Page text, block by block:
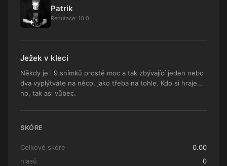
Patrik
Reputace: 10.0
Ježek v kleci
Někdy je i 9 snímků prostě moc a tak zbývající jeden nebo
dva vyplýtváte na něco, jako třeba na tohle. Kdo si hraje...
no, tak asi vůbec.
SKÓRE
Celkové skóre
0.00
hlasů
0